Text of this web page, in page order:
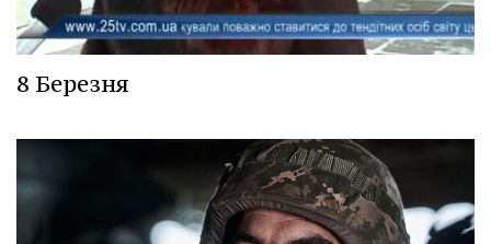
8 Березня